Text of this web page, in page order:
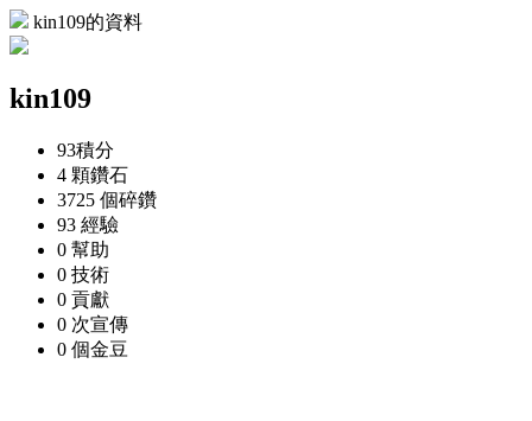
kin109的資料
kin109
93積分
4 顆鑽石
3725 個碎鑽
93 經驗
0 幫助
0 技術
0 貢獻
0 次宣傳
0 個金豆